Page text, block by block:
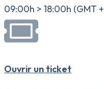
09:00h > 18:00h (GMT +
Ouvrir un ticket